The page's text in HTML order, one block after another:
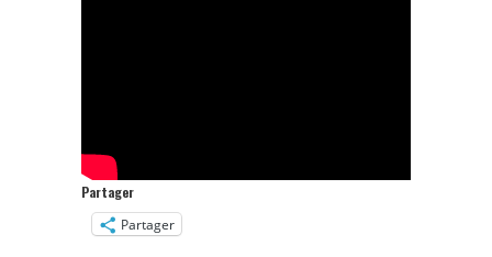
Partager
Partager